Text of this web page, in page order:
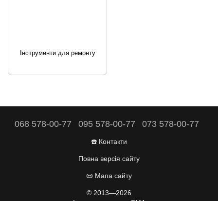
Інструменти для ремонту
068 578-00-77 095 578-00-77 073 578-00-77
☎️ Контакти
Повна версія сайту
📜 Мапа сайту
© 2013—2026